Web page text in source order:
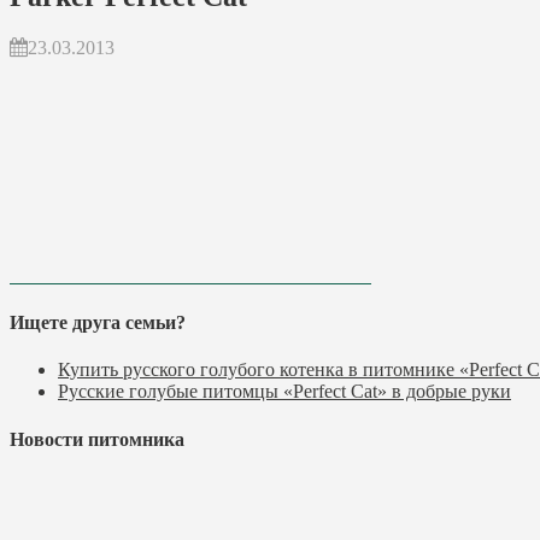
23.03.2013
Ищете друга семьи?
Купить русского голубого котенка в питомнике «Perfect
Русские голубые питомцы «Perfect Cat» в добрые руки
Новости питомника